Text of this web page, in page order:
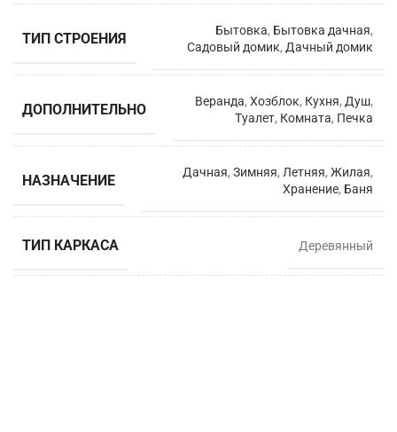
ТИП СТРОЕНИЯ Бытовка, Бытовка дачная,
Садовый домик, Дачный домик
ДОПОЛНИТЕЛЬНО Веранда, Хозблок, Кухня, Душ,
Туалет, Комната, Печка
НАЗНАЧЕНИЕ Дачная, Зимняя, Летняя, Жилая,
Хранение, Баня
ТИП КАРКАСА Деревянный